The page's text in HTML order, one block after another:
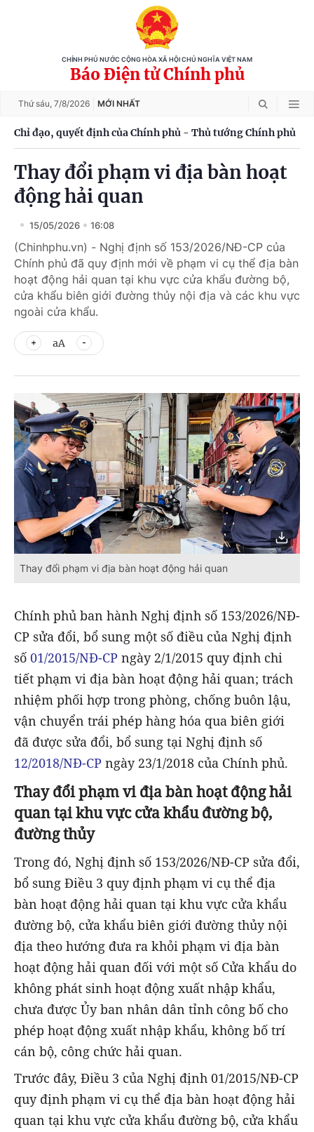
CHÍNH PHỦ NƯỚC CỘNG HÒA XÃ HỘI CHỦ NGHĨA VIỆT NAM
Báo Điện tử Chính phủ
Thứ sáu, 7/8/2026 MỚI NHẤT
Chỉ đạo, quyết định của Chính phủ - Thủ tướng Chính phủ
Thay đổi phạm vi địa bàn hoạt
động hải quan
15/05/2026 16:08
(Chinhphu.vn) - Nghị định số 153/2026/NĐ-CP của
Chính phủ đã quy định mới về phạm vi cụ thể địa bàn
hoạt động hải quan tại khu vực cửa khẩu đường bộ,
cửa khẩu biên giới đường thủy nội địa và các khu vực
ngoài cửa khẩu.
aA
Thay đổi phạm vi địa bàn hoạt động hải quan
Chính phủ ban hành Nghị định số 153/2026/NĐ-
CP sửa đổi, bổ sung một số điều của Nghị định
số 01/2015/NĐ-CP ngày 2/1/2015 quy định chi
tiết phạm vi địa bàn hoạt động hải quan; trách
nhiệm phối hợp trong phòng, chống buôn lậu,
vận chuyển trái phép hàng hóa qua biên giới
đã được sửa đổi, bổ sung tại Nghị định số
12/2018/NĐ-CP ngày 23/1/2018 của Chính phủ.
Thay đổi phạm vi địa bàn hoạt động hải
quan tại khu vực cửa khẩu đường bộ,
đường thủy
Trong đó, Nghị định số 153/2026/NĐ-CP sửa đổi,
bổ sung Điều 3 quy định phạm vi cụ thể địa
bàn hoạt động hải quan tại khu vực cửa khẩu
đường bộ, cửa khẩu biên giới đường thủy nội
địa theo hướng đưa ra khỏi phạm vi địa bàn
hoạt động hải quan đối với một số Cửa khẩu do
không phát sinh hoạt động xuất nhập khẩu,
chưa được Ủy ban nhân dân tỉnh công bố cho
phép hoạt động xuất nhập khẩu, không bố trí
cán bộ, công chức hải quan.
Trước đây, Điều 3 của Nghị định 01/2015/NĐ-CP
quy định phạm vi cụ thể địa bàn hoạt động hải
quan tại khu vực cửa khẩu đường bộ, cửa khẩu